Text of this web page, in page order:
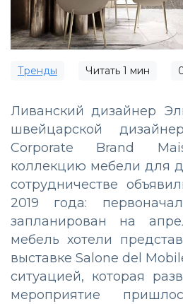
Тренды Читать 1 мин
Ливанский дизайнер
швейцарской
Corporate Brand
коллекцию мебели для
сотрудничестве
2019 года:
запланирован на
мебель хотели
выставке Salone del
ситуацией, которая
мероприятие